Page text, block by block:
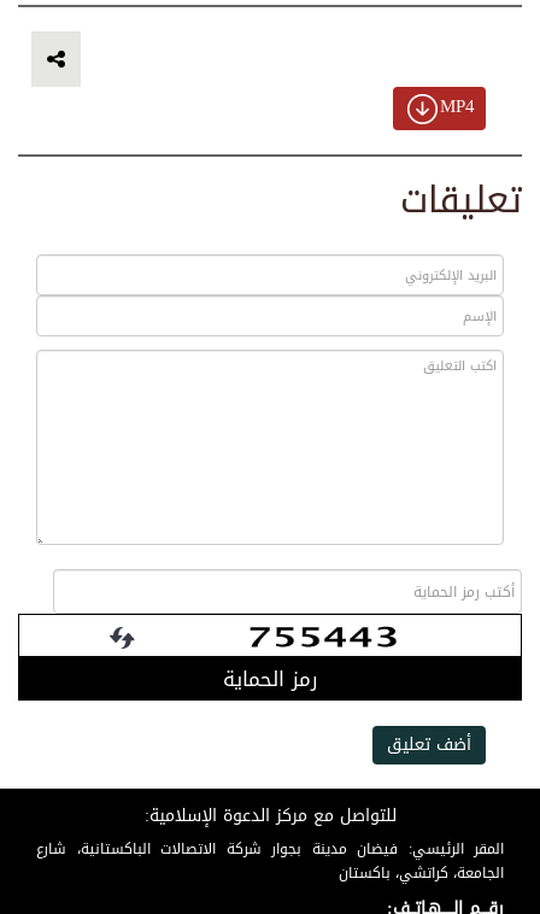
MP4
تعليقات
رمز الحماية
أضف تعليق
للتواصل مع مركز الدعوة الإسلامية:
المقر الرئيسي: فيضان مدينة بجوار شركة الاتصالات الباكستانية، شارع
الجامعة، كراتشي، باكستان